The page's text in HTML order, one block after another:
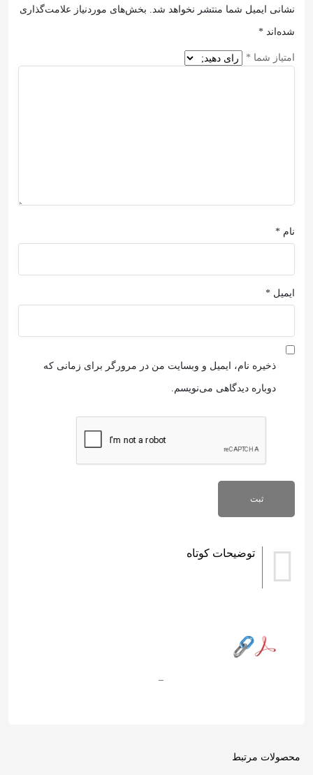
نشانی ایمیل شما منتشر نخواهد شد. بخش‌های موردنیاز علامت‌گذاری
شده‌اند*
امتیاز شما*
نام*
ایمیل*
ذخیره نام، ایمیل و وبسایت من در مرورگر برای زمانی که
دوباره دیدگاهی می‌نویسم.
توضیحات کوتاه
–
محصولات مرتبط